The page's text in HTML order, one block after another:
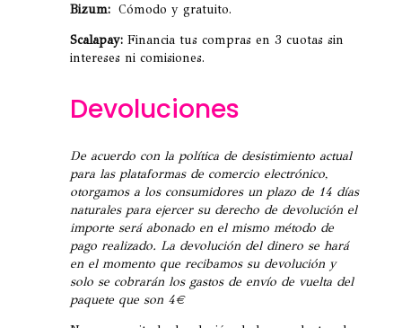
Bizum: Cómodo y gratuito.
Scalapay: Financia tus compras en 3 cuotas sin
intereses ni comisiones.
Devoluciones
De acuerdo con la política de desistimiento actual
para las plataformas de comercio electrónico,
otorgamos a los consumidores un plazo de 14 días
naturales para ejercer su derecho de devolución el
importe será abonado en el mismo método de
pago realizado. La devolución del dinero se hará
en el momento que recibamos su devolución y
solo se cobrarán los gastos de envío de vuelta del
paquete que son 4€